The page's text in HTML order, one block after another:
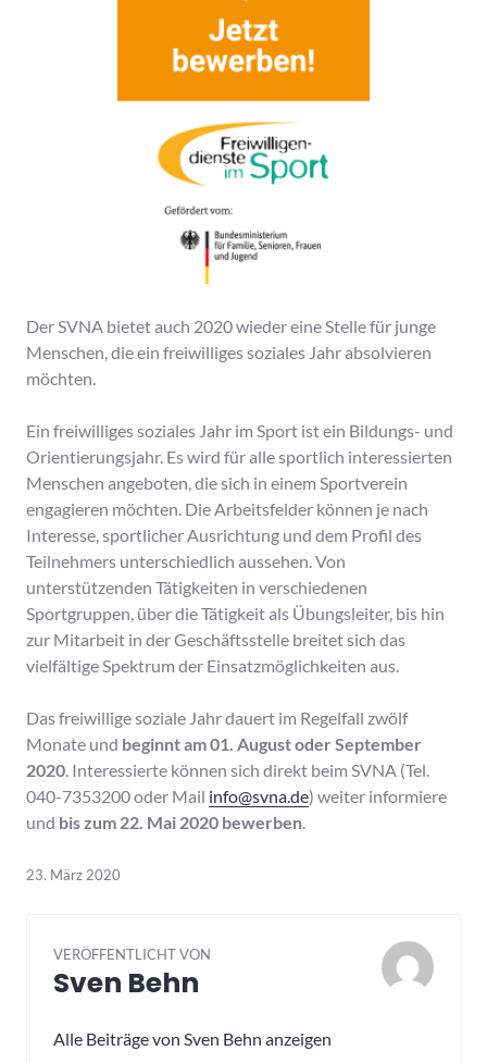
Der SVNA bietet auch 2020 wieder eine Stelle für junge
Menschen, die ein freiwilliges soziales Jahr absolvieren
möchten.
Ein freiwilliges soziales Jahr im Sport ist ein Bildungs- und
Orientierungsjahr. Es wird für alle sportlich interessierten
Menschen angeboten, die sich in einem Sportverein
engagieren möchten. Die Arbeitsfelder können je nach
Interesse, sportlicher Ausrichtung und dem Profil des
Teilnehmers unterschiedlich aussehen. Von
unterstützenden Tätigkeiten in verschiedenen
Sportgruppen, über die Tätigkeit als Übungsleiter, bis hin
zur Mitarbeit in der Geschäftsstelle breitet sich das
vielfältige Spektrum der Einsatzmöglichkeiten aus.
Das freiwillige soziale Jahr dauert im Regelfall zwölf
Monate und beginnt am 01. August oder September
2020. Interessierte können sich direkt beim SVNA (Tel.
040-7353200 oder Mail info@svna.de) weiter informiere
und bis zum 22. Mai 2020 bewerben.
23. März 2020
VERÖFFENTLICHT VON
Sven Behn
Alle Beiträge von Sven Behn anzeigen